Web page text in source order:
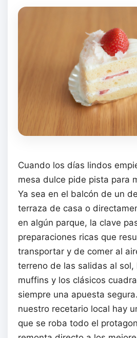
Cuando los días lindos
mesa dulce pide pista para
Ya sea en el balcón de un
terraza de casa o
en algún parque, la clave
preparaciones ricas que
transportar y de comer al
terreno de las salidas al sol,
muffins y los clásicos
siempre una apuesta
nuestro recetario local hay
que se roba todo el